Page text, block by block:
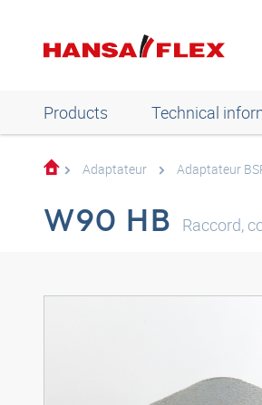
Products Technical
Adaptateur Adaptateur
W90 HB Raccord,